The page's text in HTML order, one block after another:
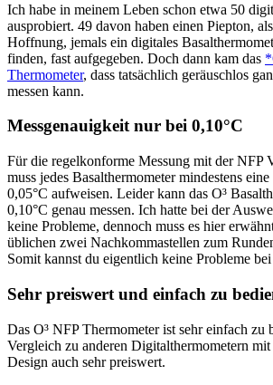
Ich habe in meinem Leben schon etwa 50
ausprobiert. 49 davon haben einen Piepton,
Hoffnung, jemals ein digitales
finden, fast aufgegeben. Doch dann kam das
Thermometer, dass tatsächlich geräuschlos
messen kann.
Messgenauigkeit nur bei 0,10°C
Für die regelkonforme Messung mit der NFP
muss jedes Basalthermometer mindestens
0,05°C aufweisen. Leider kann das O³
0,10°C genau messen. Ich hatte bei der
keine Probleme, dennoch muss es hier
üblichen zwei Nachkommastellen zum
Somit kannst du eigentlich keine Probleme
Sehr preiswert und einfach zu
Das O³ NFP Thermometer ist sehr einfach zu
Vergleich zu anderen Digitalthermometern
Design auch sehr preiswert.